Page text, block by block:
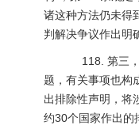
诸这种方法仍未得
判解决争议作出明
118. 第三，
题，有关事项也构
出排除性声明，将
约30个国家作出的